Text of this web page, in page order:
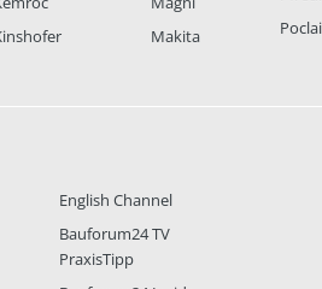
Makita
English Channel
Bauforum24 TV
PraxisTipp